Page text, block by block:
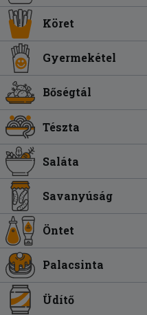
Köret
Gyermekétel
Bőségtál
Tészta
Saláta
Savanyúság
Öntet
Palacsinta
Üdítő